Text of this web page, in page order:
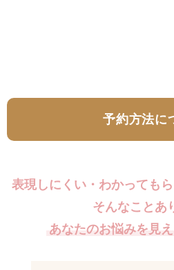
予約方法に
表現しにくい・わかっても
そんなことあ
あなたのお悩みを見